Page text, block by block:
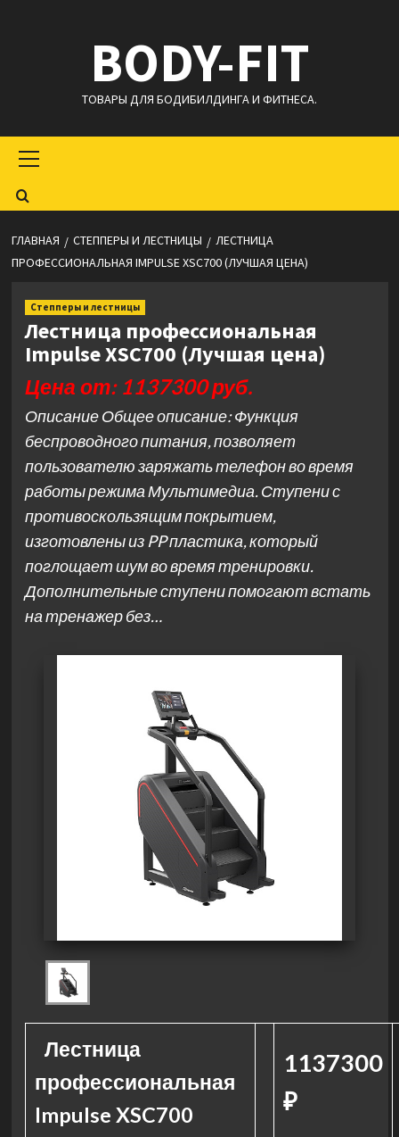
BODY-FIT
ТОВАРЫ ДЛЯ БОДИБИЛДИНГА И ФИТНЕСА.
меню
ГЛАВНАЯ СТЕППЕРЫ И ЛЕСТНИЦЫ
ЛЕСТНИЦА
ПРОФЕССИОНАЛЬНАЯ IMPULSE XSC700 (ЛУЧШАЯ ЦЕНА)
Степперы и лестницы
Лестница профессиональная
Impulse XSC700 (Лучшая цена)
Цена от: 1137300 руб.
Описание Общее описание: Функция
беспроводного питания, позволяет
пользователю заряжать телефон во время
работы режима Мультимедиа. Ступени с
противоскользящим покрытием,
изготовлены из PP пластика, который
поглощает шум во время тренировки.
Дополнительные ступени помогают встать
на тренажер без…
Лестница
профессиональная
Impulse XSC700
1137300
₽